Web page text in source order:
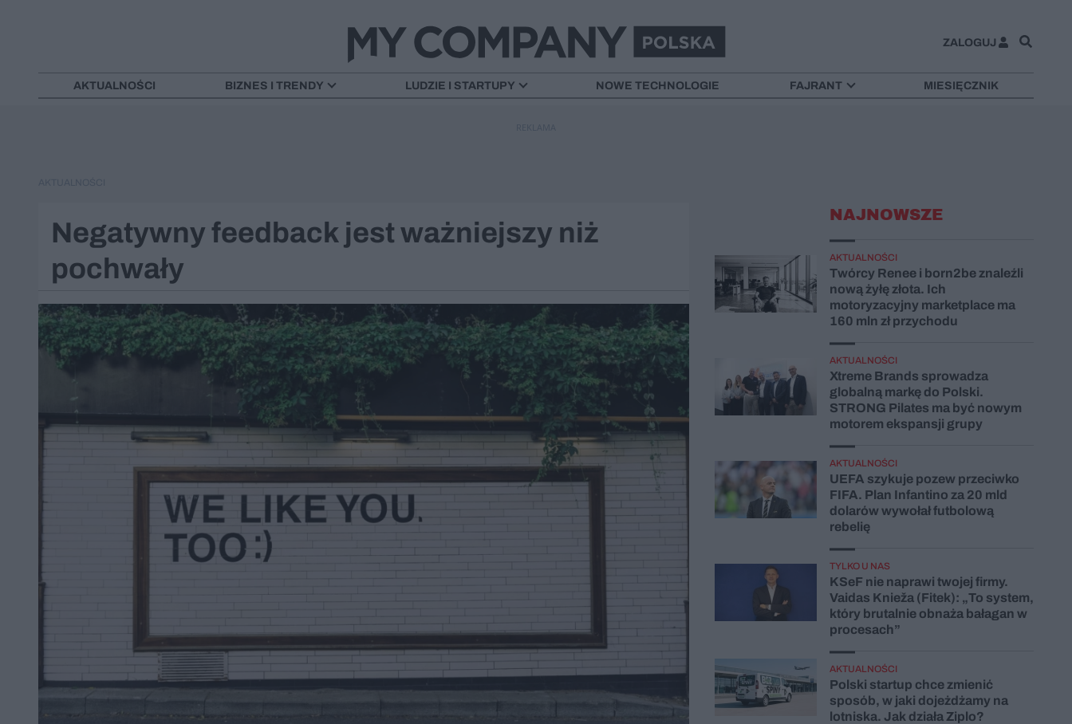
ZALOGUJ
AKTUALNOŚCI BIZNES I TRENDY LUDZIE I STARTUPY NOWE TECHNOLOGIE FAJRANT MIESIĘCZNIK
Negatywny feedback jest ważniejszy niż
pochwały
NAJNOWSZE
AKTUALNOŚCI
Twórcy Renee i born2be znaleźli
nową żyłę złota. Ich
motoryzacyjny marketplace ma
160 mln zł przychodu
AKTUALNOŚCI
Xtreme Brands sprowadza
globalną markę do Polski.
STRONG Pilates ma być nowym
motorem ekspansji grupy
AKTUALNOŚCI
UEFA szykuje pozew przeciwko
FIFA. Plan Infantino za 20 mld
dolarów wywołał futbolową
rebelię
TYLKO U NAS
KSeF nie naprawi twojej firmy.
Vaidas Knieža (Fitek): „To system,
który brutalnie obnaża bałagan w
procesach”
AKTUALNOŚCI
Polski startup chce zmienić
sposób, w jaki dojeżdżamy na
lotniska. Jak działa Ziplo?